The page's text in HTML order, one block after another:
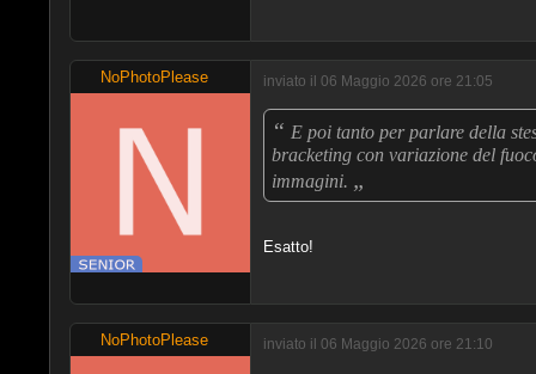
NoPhotoPlease inviato il 06 Maggio 2026 ore 21:05
“ E poi tanto per parlare della
bracketing con variazione del
immagini. „
Esatto!
NoPhotoPlease inviato il 06 Maggio 2026 ore 21:10